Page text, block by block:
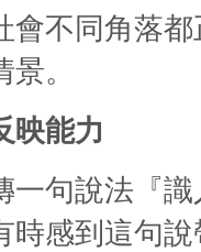
會不同角落都
。
映能力
一句說法『識
時感到這句說